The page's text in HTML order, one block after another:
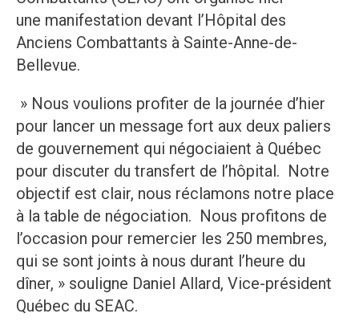
une manifestation devant l’Hôpital des
Anciens Combattants à Sainte-Anne-de-
Bellevue.
» Nous voulions profiter de la journée d’hier
pour lancer un message fort aux deux paliers
de gouvernement qui négociaient à Québec
pour discuter du transfert de l’hôpital. Notre
objectif est clair, nous réclamons notre place
à la table de négociation. Nous profitons de
l’occasion pour remercier les 250 membres,
qui se sont joints à nous durant l’heure du
dîner, » souligne Daniel Allard, Vice-président
Québec du SEAC.